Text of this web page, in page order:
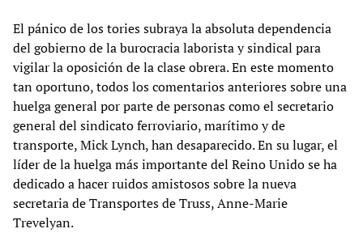
El pánico de los tories subraya la absoluta dependencia
del gobierno de la burocracia laborista y sindical para
vigilar la oposición de la clase obrera. En este momento
tan oportuno, todos los comentarios anteriores sobre una
huelga general por parte de personas como el secretario
general del sindicato ferroviario, marítimo y de
transporte, Mick Lynch, han desaparecido. En su lugar, el
líder de la huelga más importante del Reino Unido se ha
dedicado a hacer ruidos amistosos sobre la nueva
secretaria de Transportes de Truss, Anne-Marie
Trevelyan.